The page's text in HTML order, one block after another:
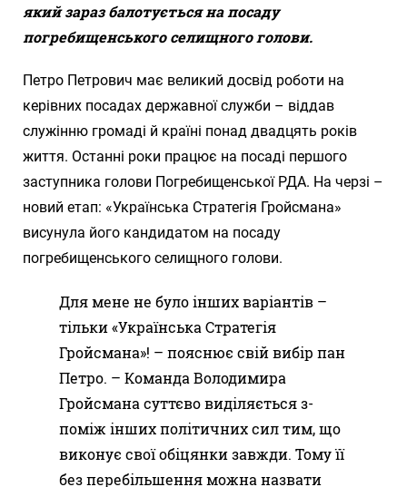
який зараз балотується на посаду
погребищенського селищного голови.
Петро Петрович має великий досвід роботи на
керівних посадах державної служби – віддав
служінню громаді й країні понад двадцять років
життя. Останні роки працює на посаді першого
заступника голови Погребищенської РДА. На черзі –
новий етап: «Українська Стратегія Гройсмана»
висунула його кандидатом на посаду
погребищенського селищного голови.
Для мене не було інших варіантів –
тільки «Українська Стратегія
Гройсмана»! – пояснює свій вибір пан
Петро. – Команда Володимира
Гройсмана суттєво виділяється з-
поміж інших політичних сил тим, що
виконує свої обіцянки завжди. Тому її
без перебільшення можна назвати